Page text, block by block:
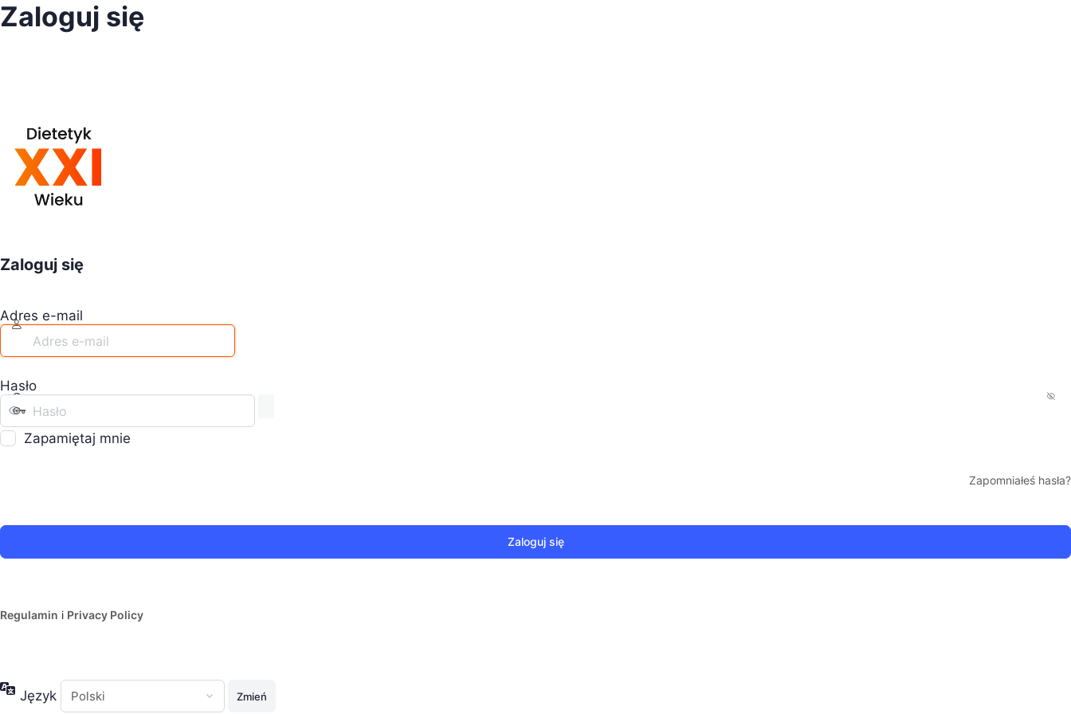
Zaloguj się
Zaloguj się
Adres e-mail
Hasło
Zapamiętaj mnie
Zapomniałeś hasła?
Regulamin i Privacy Policy
Język